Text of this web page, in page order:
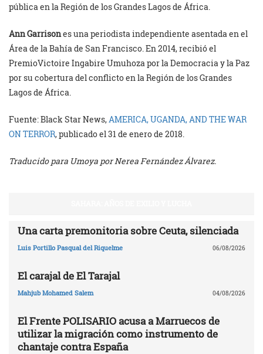
pública en la Región de los Grandes Lagos de África.
Ann Garrisones una periodista independiente asentada en el
Área de la Bahía de San Francisco. En 2014, recibió el
PremioVictoire Ingabire Umuhoza por la Democracia y la Paz
por su cobertura del conflicto en la Región de los Grandes
Lagos de África.
Fuente: Black Star News,AMERICA, UGANDA, AND THE WAR
ON TERROR, publicado el 31 de enero de 2018.
Traducido para Umoya por Nerea Fernández Álvarez.
Una carta premonitoria sobre Ceuta, silenciada
Luis Portillo Pasqual del Riquelme 06/08/2026
El carajal de El Tarajal
Mahjub Mohamed Salem 04/08/2026
El Frente POLISARIO acusa a Marruecos de
utilizar la migración como instrumento de
chantaje contra España